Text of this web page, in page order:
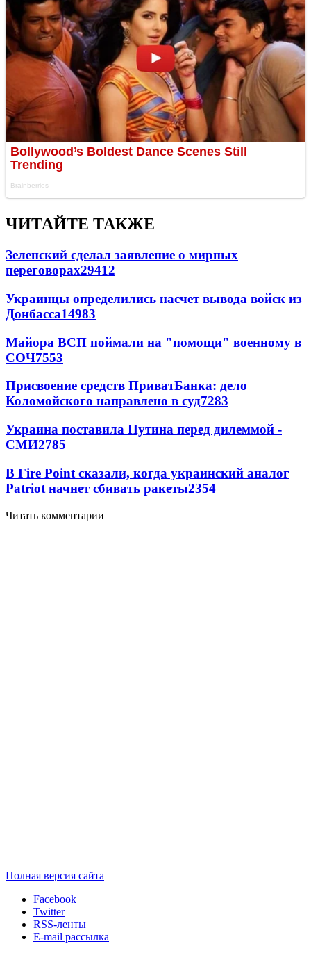
ЧИТАЙТЕ ТАКЖЕ
Зеленский сделал заявление о мирных
переговорах29412
Украинцы определились насчет вывода войск из
Донбасса14983
Майора ВСП поймали на "помощи" военному в
СОЧ7553
Присвоение средств ПриватБанка: дело
Коломойского направлено в суд7283
Украина поставила Путина перед дилеммой -
СМИ2785
В Fire Point сказали, когда украинский аналог
Patriot начнет сбивать ракеты2354
Читать комментарии
Полная версия сайта
Facebook
Twitter
RSS-ленты
E-mail рассылка